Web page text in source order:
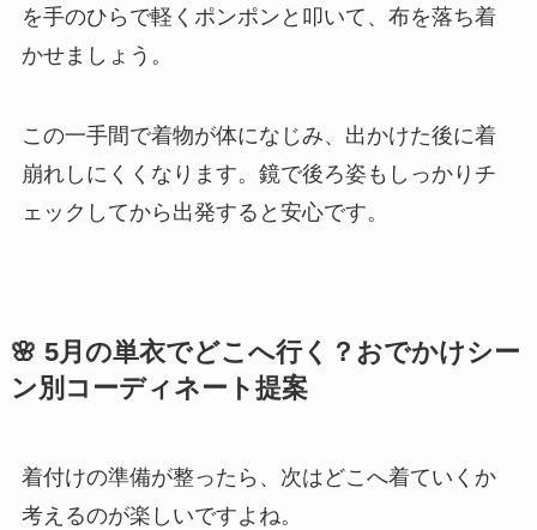
を手のひらで軽くポンポンと叩いて、布を落ち着
かせましょう。
この一手間で着物が体になじみ、出かけた後に着
崩れしにくくなります。鏡で後ろ姿もしっかりチ
ェックしてから出発すると安心です。
🌸 5月の単衣でどこへ行く？おでかけシー
ン別コーディネート提案
着付けの準備が整ったら、次はどこへ着ていくか
考えるのが楽しいですよね。